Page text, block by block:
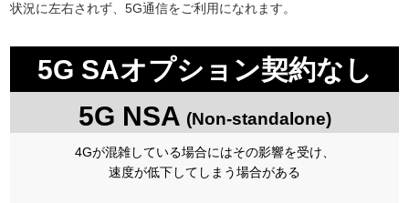
状況に左右されず、5G通信をご利用になれます。
5G SAオプション契約なし
5G NSA (Non-standalone)
4Gが混雑している場合にはその影響を受け、
速度が低下してしまう場合がある